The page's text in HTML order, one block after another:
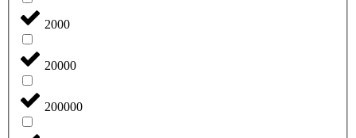
2000
20000
200000